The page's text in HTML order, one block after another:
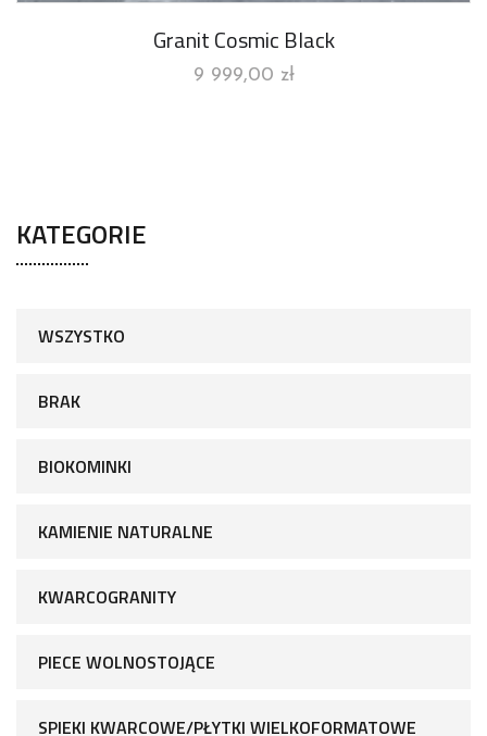
Granit Cosmic Black
9 999,00 zł
KATEGORIE
WSZYSTKO
BRAK
BIOKOMINKI
KAMIENIE NATURALNE
KWARCOGRANITY
PIECE WOLNOSTOJĄCE
SPIEKI KWARCOWE/PŁYTKI WIELKOFORMATOWE